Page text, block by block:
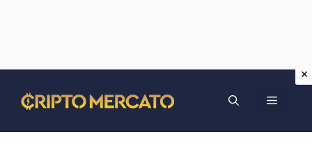
contenuto
MENU